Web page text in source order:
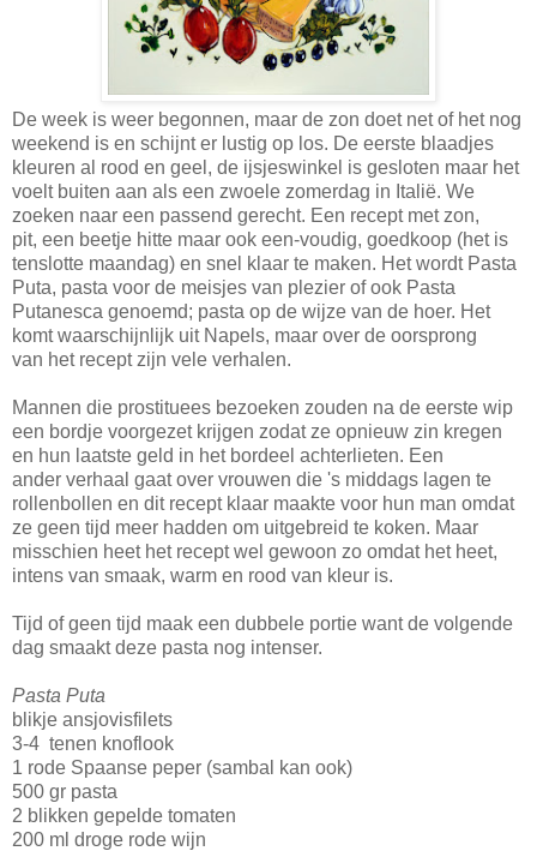
De week is weer begonnen, maar de zon doet net of het nog
weekend is en schijnt er lustig op los. De eerste blaadjes
kleuren al rood en geel, de ijsjeswinkel is gesloten maar het
voelt buiten aan als een zwoele zomerdag in Italië. We
zoeken naar een passend gerecht. Een recept met zon,
pit, een beetje hitte maar ook een-voudig, goedkoop (het is
tenslotte maandag) en snel klaar te maken. Het wordt Pasta
Puta, pasta voor de meisjes van plezier of ook Pasta
Putanesca genoemd; pasta op de wijze van de hoer. Het
komt waarschijnlijk uit Napels, maar over de oorsprong
van het recept zijn vele verhalen.
Mannen die prostituees bezoeken zouden na de eerste wip
een bordje voorgezet krijgen zodat ze opnieuw zin kregen
en hun laatste geld in het bordeel achterlieten. Een
ander verhaal gaat over vrouwen die 's middags lagen te
rollenbollen en dit recept klaar maakte voor hun man omdat
ze geen tijd meer hadden om uitgebreid te koken. Maar
misschien heet het recept wel gewoon zo omdat het heet,
intens van smaak, warm en rood van kleur is.
Tijd of geen tijd maak een dubbele portie want de volgende
dag smaakt deze pasta nog intenser.
Pasta Puta
blikje ansjovisfilets
3-4 tenen knoflook
1 rode Spaanse peper (sambal kan ook)
500 gr pasta
2 blikken gepelde tomaten
200 ml droge rode wijn